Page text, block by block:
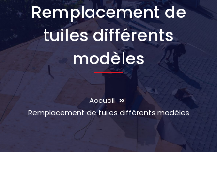
Remplacement de
tuiles différents
modèles
Accueil
Remplacement de tuiles différents modèles